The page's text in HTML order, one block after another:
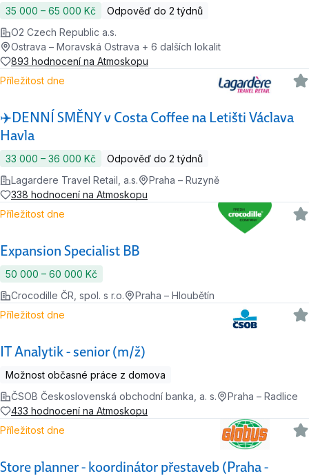
35 000 ‍–‍ 65 000 Kč
Odpověď do 2 týdnů
O2 Czech Republic a.s.
Ostrava – Moravská Ostrava + 6 dalších lokalit
893 hodnocení na Atmoskopu
✈️DENNÍ SMĚNY v Costa Coffee na Letišti Václava
Havla
Příležitost dne
33 000 ‍–‍ 36 000 Kč
Odpověď do 2 týdnů
Lagardere Travel Retail, a.s.
Praha – Ruzyně
338 hodnocení na Atmoskopu
Expansion Specialist BB
Příležitost dne
50 000 ‍–‍ 60 000 Kč
Crocodille ČR, spol. s r.o.
Praha – Hloubětín
IT Analytik - senior (m/ž)
Příležitost dne
Možnost občasné práce z domova
ČSOB Československá obchodní banka, a. s.
Praha – Radlice
433 hodnocení na Atmoskopu
Store planner - koordinátor přestaveb (Praha -
Příležitost dne